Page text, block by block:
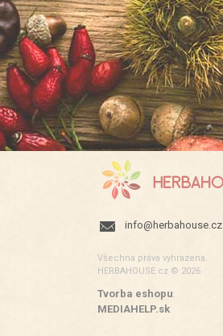
info@herbahouse.cz
Všechna práva vyhrazena.
HERBAHOUSE.cz © 2026
Tvorba eshopu:
MEDIAHELP.sk